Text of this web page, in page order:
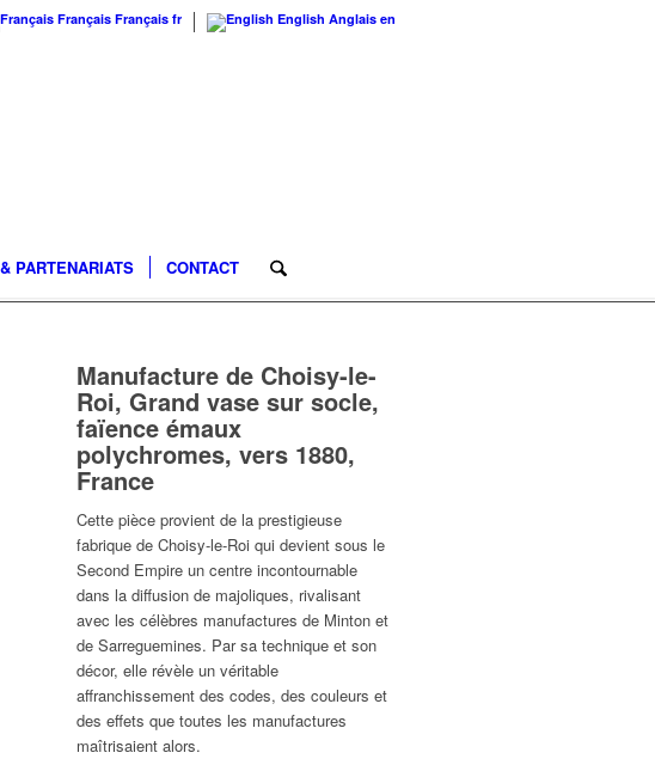
Français Français fr English Anglais en
PARTENARIATS CONTACT
Manufacture de Choisy-le-
Roi, Grand vase sur socle,
faïence émaux
polychromes, vers 1880,
France
Cette pièce provient de la prestigieuse
fabrique de Choisy-le-Roi qui devient sous le
Second Empire un centre incontournable
dans la diffusion de majoliques, rivalisant
avec les célèbres manufactures de Minton et
de Sarreguemines. Par sa technique et son
décor, elle révèle un véritable
affranchissement des codes, des couleurs et
des effets que toutes les manufactures
maîtrisaient alors.